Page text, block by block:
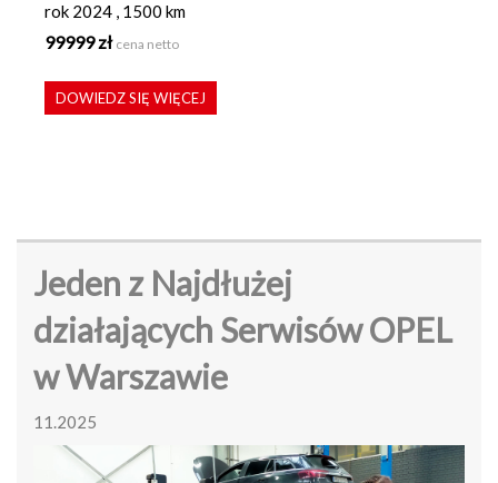
rok 2024 , 1500 km
99999 zł cena netto
DOWIEDZ SIĘ WIĘCEJ
Jeden z Najdłużej
działających Serwisów OPEL
w Warszawie
11.2025